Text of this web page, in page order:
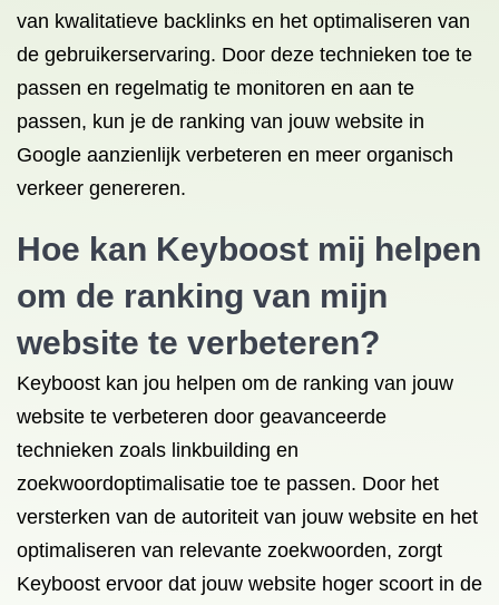
van kwalitatieve backlinks en het optimaliseren van
de gebruikerservaring. Door deze technieken toe te
passen en regelmatig te monitoren en aan te
passen, kun je de ranking van jouw website in
Google aanzienlijk verbeteren en meer organisch
verkeer genereren.
Hoe kan Keyboost mij helpen
om de ranking van mijn
website te verbeteren?
Keyboost kan jou helpen om de ranking van jouw
website te verbeteren door geavanceerde
technieken zoals linkbuilding en
zoekwoordoptimalisatie toe te passen. Door het
versterken van de autoriteit van jouw website en het
optimaliseren van relevante zoekwoorden, zorgt
Keyboost ervoor dat jouw website hoger scoort in de